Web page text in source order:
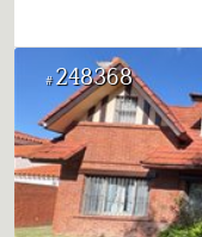
#248368